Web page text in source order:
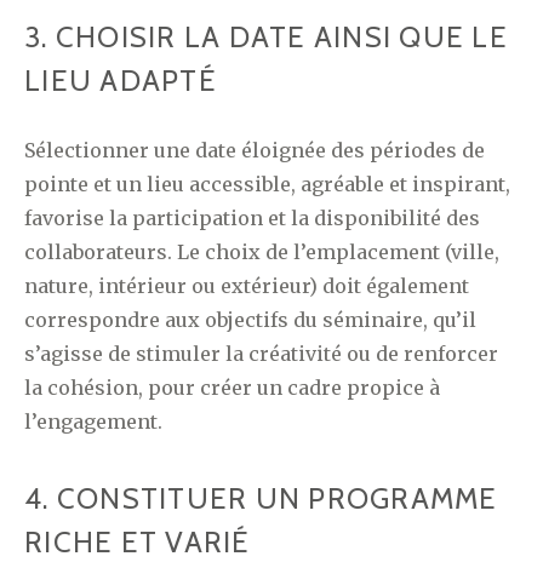
3. CHOISIR LA DATE AINSI QUE LE
LIEU ADAPTÉ
Sélectionner une date éloignée des périodes de
pointe et un lieu accessible, agréable et inspirant,
favorise la participation et la disponibilité des
collaborateurs. Le choix de l’emplacement (ville,
nature, intérieur ou extérieur) doit également
correspondre aux objectifs du séminaire, qu’il
s’agisse de stimuler la créativité ou de renforcer
la cohésion, pour créer un cadre propice à
l’engagement.
4. CONSTITUER UN PROGRAMME
RICHE ET VARIÉ